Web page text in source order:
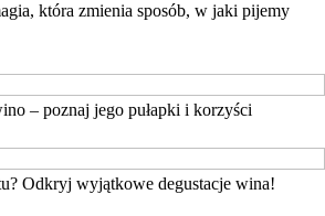
która zmienia sposób, w jaki pijemy
– poznaj jego pułapki i korzyści
Odkryj wyjątkowe degustacje wina!